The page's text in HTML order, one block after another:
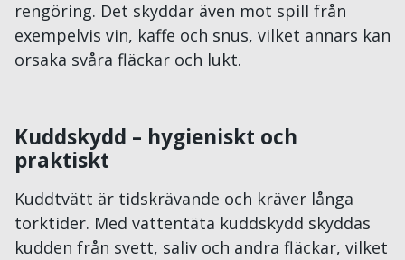
rengöring. Det skyddar även mot spill från
exempelvis vin, kaffe och snus, vilket annars kan
orsaka svåra fläckar och lukt.
Kuddskydd – hygieniskt och
praktiskt
Kuddtvätt är tidskrävande och kräver långa
torktider. Med vattentäta kuddskydd skyddas
kudden från svett, saliv och andra fläckar, vilket